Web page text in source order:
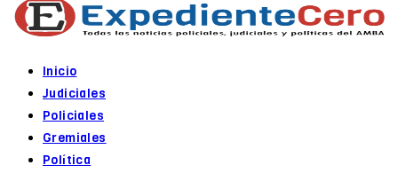
Inicio
Judiciales
Policiales
Gremiales
Política